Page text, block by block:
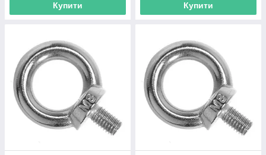
Купити Купити